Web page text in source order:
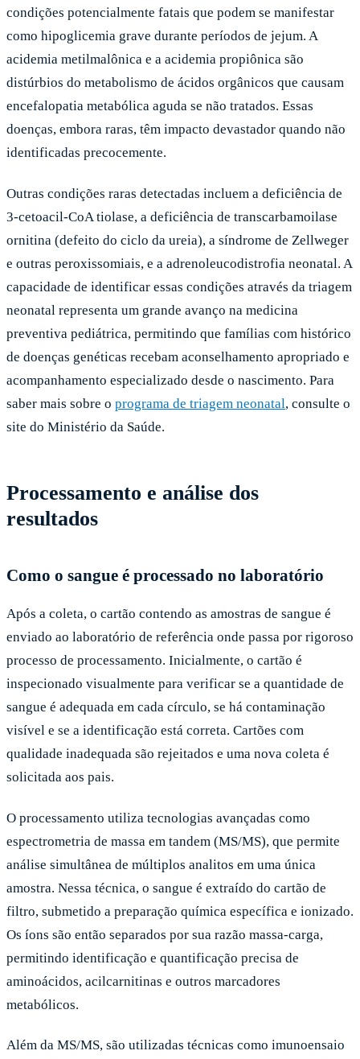
condições potencialmente fatais que podem se manifestar
como hipoglicemia grave durante períodos de jejum. A
acidemia metilmalônica e a acidemia propiônica são
distúrbios do metabolismo de ácidos orgânicos que causam
encefalopatia metabólica aguda se não tratados. Essas
doenças, embora raras, têm impacto devastador quando não
identificadas precocemente.
Outras condições raras detectadas incluem a deficiência de
3-cetoacil-CoA tiolase, a deficiência de transcarbamoilase
ornitina (defeito do ciclo da ureia), a síndrome de Zellweger
e outras peroxissomiais, e a adrenoleucodistrofia neonatal. A
capacidade de identificar essas condições através da triagem
neonatal representa um grande avanço na medicina
preventiva pediátrica, permitindo que famílias com histórico
de doenças genéticas recebam aconselhamento apropriado e
acompanhamento especializado desde o nascimento. Para
saber mais sobre o programa de triagem neonatal, consulte o
site do Ministério da Saúde.
Processamento e análise dos
resultados
Como o sangue é processado no laboratório
Após a coleta, o cartão contendo as amostras de sangue é
enviado ao laboratório de referência onde passa por rigoroso
processo de processamento. Inicialmente, o cartão é
inspecionado visualmente para verificar se a quantidade de
sangue é adequada em cada círculo, se há contaminação
visível e se a identificação está correta. Cartões com
qualidade inadequada são rejeitados e uma nova coleta é
solicitada aos pais.
O processamento utiliza tecnologias avançadas como
espectrometria de massa em tandem (MS/MS), que permite
análise simultânea de múltiplos analitos em uma única
amostra. Nessa técnica, o sangue é extraído do cartão de
filtro, submetido a preparação química específica e ionizado.
Os íons são então separados por sua razão massa-carga,
permitindo identificação e quantificação precisa de
aminoácidos, acilcarnitinas e outros marcadores
metabólicos.
Além da MS/MS, são utilizadas técnicas como imunoensaio